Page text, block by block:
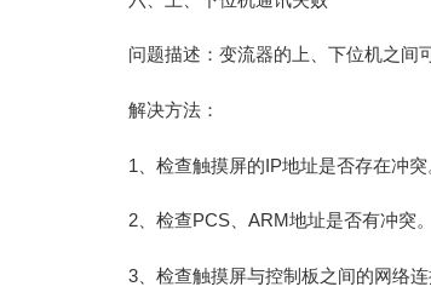
问题描述：变流器的上、下位机之间
解决方法：
1、检查触摸屏的IP地址是否存在冲突
2、检查PCS、ARM地址是否有冲突。
3、检查触摸屏与控制板之间的网络连